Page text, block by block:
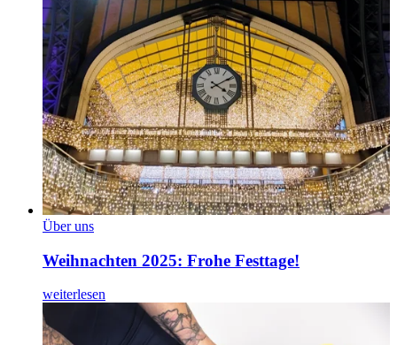
Über uns
Weihnachten 2025: Frohe Festtage!
weiterlesen